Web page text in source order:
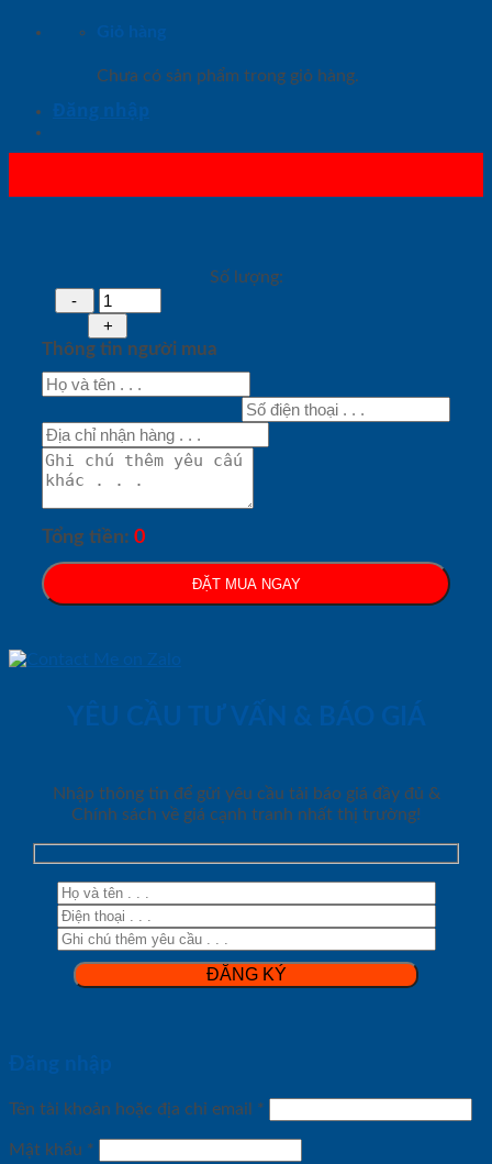
Giỏ hàng
Chưa có sản phẩm trong giỏ hàng.
Đăng nhập
Số lượng:
Thông tin người mua
Tổng tiền: 0
ĐẶT MUA NGAY
YÊU CẦU TƯ VẤN & BÁO GIÁ
Nhập thông tin để gửi yêu cầu tải báo giá đầy đủ &
Chính sách về giá cạnh tranh nhất thị trường!
Đăng nhập
Tên tài khoản hoặc địa chỉ email *
Mật khẩu *